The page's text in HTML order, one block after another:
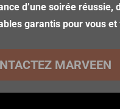
d’une soirée réussie,
garantis pour vous
MARVEEN